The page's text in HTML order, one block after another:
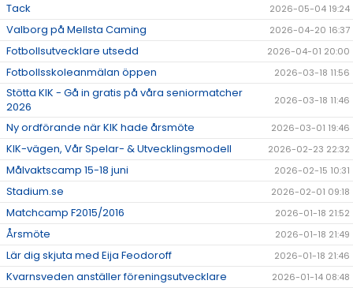
Tack 2026-05-04 19:24
Valborg på Mellsta Caming 2026-04-20 16:37
Fotbollsutvecklare utsedd 2026-04-01 20:00
Fotbollsskoleanmälan öppen 2026-03-18 11:56
Stötta KIK - Gå in gratis på våra seniormatcher
2026
2026-03-18 11:46
Ny ordförande när KIK hade årsmöte 2026-03-01 19:46
KIK-vägen, Vår Spelar- & Utvecklingsmodell 2026-02-23 22:32
Målvaktscamp 15-18 juni 2026-02-15 10:31
Stadium.se 2026-02-01 09:18
Matchcamp F2015/2016 2026-01-18 21:52
Årsmöte 2026-01-18 21:49
Lär dig skjuta med Eija Feodoroff 2026-01-18 21:46
Kvarnsveden anställer föreningsutvecklare 2026-01-14 08:48